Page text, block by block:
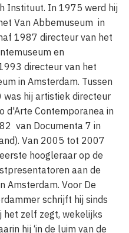
Instituut. In 1975 werd hij
Van Abbemuseum in
1987 directeur van het
en
directeur van het
in Amsterdam. Tussen
hij artistiek directeur
d'Arte Contemporanea in
van Documenta 7 in
Van 2005 tot 2007
hoogleraar op de
aan de
Amsterdam. Voor De
schrijft hij sinds
het zelf zegt, wekelijks
hij ‘in de luim van de